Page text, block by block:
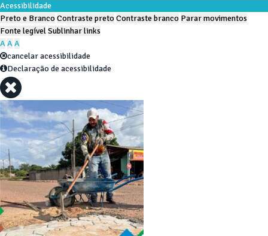
Acessibilidade
Preto e BrancoContraste pretoContraste branco Parar movimentos
Fonte legívelSublinhar links
AAA
cancelar acessibilidade
Declaração de acessibilidade